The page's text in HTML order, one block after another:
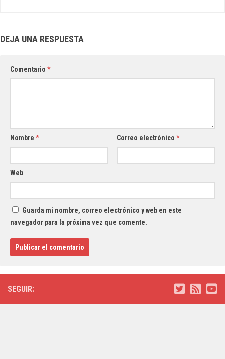
DEJA UNA RESPUESTA
Comentario *
Nombre * Correo electrónico*
Web
Guarda mi nombre, correo electrónico y web en este
navegador para la próxima vez que comente.
SEGUIR: